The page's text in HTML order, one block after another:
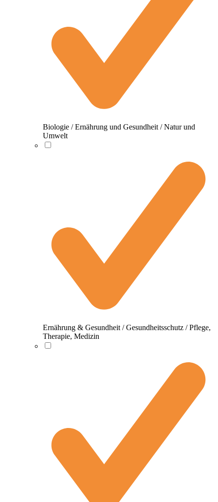
Biologie / Ernährung und Gesundheit / Natur und
Umwelt
Ernährung & Gesundheit / Gesundheitsschutz / Pflege,
Therapie, Medizin